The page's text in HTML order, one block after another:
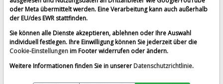
Echtzeit USD Splitbereinigt
oder Meta übermittelt werden. Eine Verarbeitung kann auch außerhalb
der EU/des EWR stattfinden.
Sie können alle Dienste akzeptieren, ablehnen oder Ihre Auswahl
individuell festlegen. Ihre Einwilligung können Sie jederzeit über die
Cookie-Einstellungenim Footer widerrufen oder ändern.
Weitere Informationen finden Sie in unserer Datenschutzrichtlinie.